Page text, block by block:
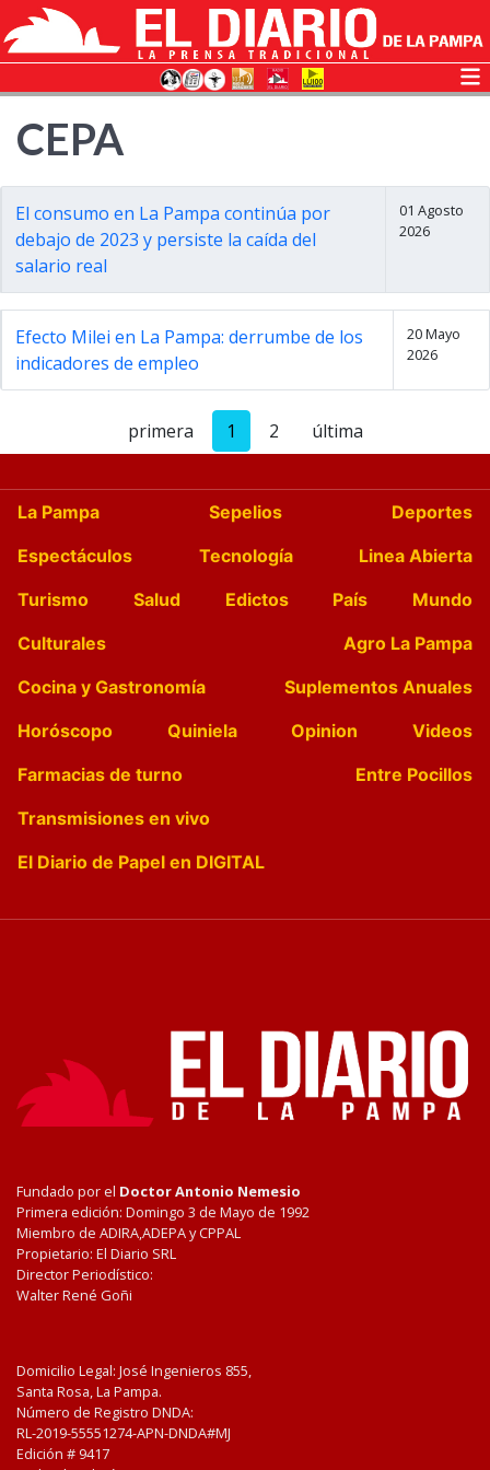
CEPA
El consumo en La Pampa continúa por
debajo de 2023 y persiste la caída del
salario real
01 Agosto
2026
Efecto Milei en La Pampa: derrumbe de los
indicadores de empleo
20 Mayo
2026
primera 1 2 última
La Pampa Sepelios
Deportes
Espectáculos
Tecnología
Linea Abierta
Turismo
Salud Edictos País
Mundo
Culturales
Agro La Pampa
Cocina y Gastronomía
Suplementos Anuales
Horóscopo
Quiniela Opinion
Videos
Farmacias de turno
Entre Pocillos
Transmisiones en vivo
El Diario de Papel en DIGITAL
Fundado por el Doctor Antonio Nemesio
Primera edición: Domingo 3 de Mayo de 1992
Miembro de ADIRA,ADEPA y CPPAL
Propietario: El Diario SRL
Director Periodístico:
Walter René Goñi
Domicilio Legal: José Ingenieros 855,
Santa Rosa, La Pampa.
Número de Registro DNDA:
RL-2019-55551274-APN-DNDA#MJ
Edición # 9417